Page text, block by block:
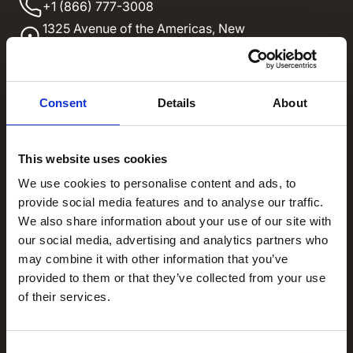
Consent Details About
This website uses cookies
We use cookies to personalise content and ads, to
provide social media features and to analyse our traffic.
We also share information about your use of our site with
our social media, advertising and analytics partners who
may combine it with other information that you’ve
provided to them or that they’ve collected from your use
of their services.
+1 (866) 777-3008
1325 Avenue of the Americas, New
Intranet social
‍Experiencia de los empleados
Productos
Fijación
Cómo funciona